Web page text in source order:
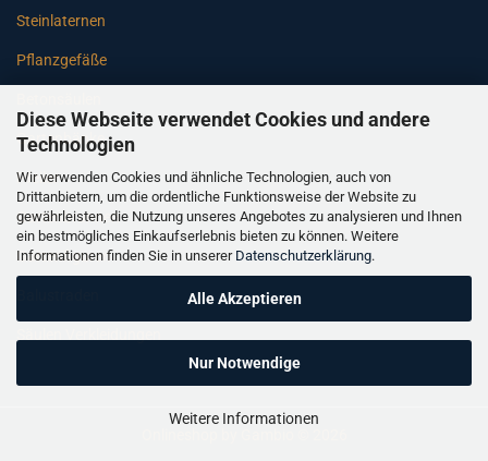
Diese Webseite verwendet Cookies und andere
Technologien
Wir verwenden Cookies und ähnliche Technologien, auch von
Drittanbietern, um die ordentliche Funktionsweise der Website zu
gewährleisten, die Nutzung unseres Angebotes zu analysieren und Ihnen
ein bestmögliches Einkaufserlebnis bieten zu können. Weitere
Informationen finden Sie in unserer Datenschutzerklärung.
Alle Akzeptieren
Nur Notwendige
Weitere Informationen
Steinlaternen
Pflanzgefäße
Gartenbänke
Pfeiler
Gartenbrunnen
Gartenfiguren